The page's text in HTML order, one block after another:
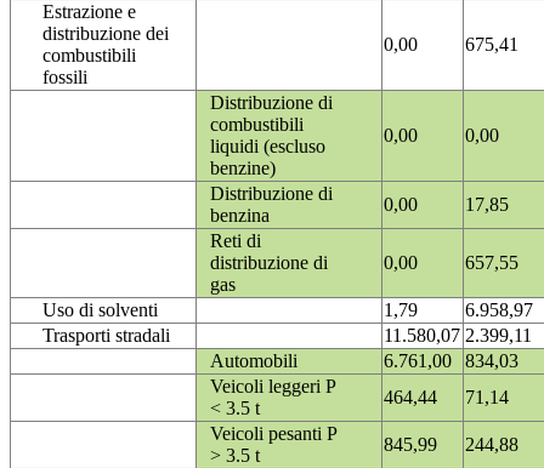
Estrazione e
distribuzione dei
combustibili
fossili
0,00 675,41
Distribuzione di
combustibili
liquidi (escluso
benzine)
0,00 0,00
Distribuzione di
benzina
0,00
17,85
Reti di
distribuzione di
gas
0,00 657,55
Uso di solventi 1,79
6.958,97
Trasporti stradali
11.580,07 2.399,11
Automobili
6.761,00
834,03
Veicoli leggeri P
< 3.5 t
464,44
71,14
Veicoli pesanti P
> 3.5 t
845,99
244,88